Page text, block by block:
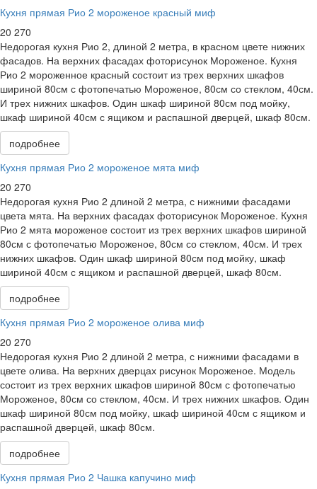
Кухня прямая Рио 2 мороженое красный миф
20 270
Недорогая кухня Рио 2, длиной 2 метра, в красном цвете нижних
фасадов. На верхних фасадах фоторисунок Мороженое. Кухня
Рио 2 мороженное красный состоит из трех верхних шкафов
шириной 80см с фотопечатью Мороженое, 80см со стеклом, 40см.
И трех нижних шкафов. Один шкаф шириной 80см под мойку,
шкаф шириной 40см с ящиком и распашной дверцей, шкаф 80см.
подробнее
Кухня прямая Рио 2 мороженое мята миф
20 270
Недорогая кухня Рио 2 длиной 2 метра, с нижними фасадами
цвета мята. На верхних фасадах фоторисунок Мороженое. Кухня
Рио 2 мята мороженое состоит из трех верхних шкафов шириной
80см с фотопечатью Мороженое, 80см со стеклом, 40см. И трех
нижних шкафов. Один шкаф шириной 80см под мойку, шкаф
шириной 40см с ящиком и распашной дверцей, шкаф 80см.
подробнее
Кухня прямая Рио 2 мороженое олива миф
20 270
Недорогая кухня Рио 2 длиной 2 метра, с нижними фасадами в
цвете олива. На верхних дверцах рисунок Мороженое. Модель
состоит из трех верхних шкафов шириной 80см с фотопечатью
Мороженое, 80см со стеклом, 40см. И трех нижних шкафов. Один
шкаф шириной 80см под мойку, шкаф шириной 40см с ящиком и
распашной дверцей, шкаф 80см.
подробнее
Кухня прямая Рио 2 Чашка капучино миф